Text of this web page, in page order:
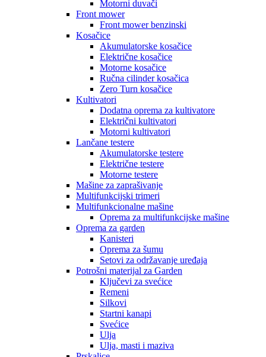
Motorni duvači
Front mower
Front mower benzinski
Kosačice
Akumulatorske kosačice
Električne kosačice
Motorne kosačice
Ručna cilinder kosačica
Zero Turn kosačice
Kultivatori
Dodatna oprema za kultivatore
Električni kultivatori
Motorni kultivatori
Lančane testere
Akumulatorske testere
Električne testere
Motorne testere
Mašine za zaprašivanje
Multifunkcijski trimeri
Multifunkcionalne mašine
Oprema za multifunkcijske mašine
Oprema za garden
Kanisteri
Oprema za šumu
Setovi za održavanje uređaja
Potrošni materijal za Garden
Ključevi za svećice
Remeni
Silkovi
Startni kanapi
Svećice
Ulja
Ulja, masti i maziva